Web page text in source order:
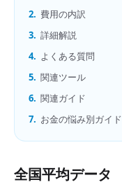
2. 費用の内訳
3. 詳細解説
4. よくある質問
5. 関連ツール
6. 関連ガイド
7. お金の悩み別ガイド
全国平均データ